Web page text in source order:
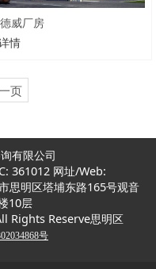
威厂房
情
页
有限公司
361012 网址/Web:
明区塔埔东路165号观音
10层
Rights Reserve思明区
号